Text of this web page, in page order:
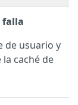
falla
de usuario y
la caché de